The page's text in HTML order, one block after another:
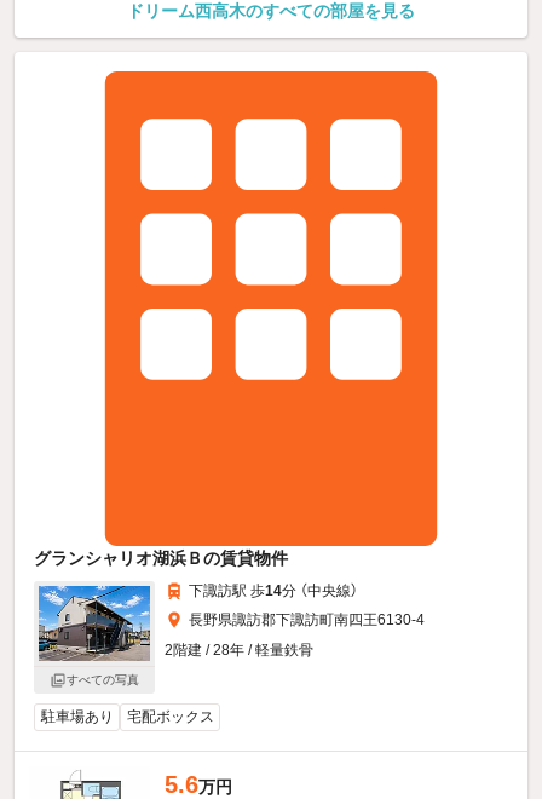
ドリーム西高木のすべての部屋を見る
グランシャリオ湖浜Ｂの賃貸物件
すべての写真
下諏訪駅 歩14分 （中央線）
長野県諏訪郡下諏訪町南四王6130-4
2階建 / 28年 / 軽量鉄骨
駐車場あり 宅配ボックス
5.6万円